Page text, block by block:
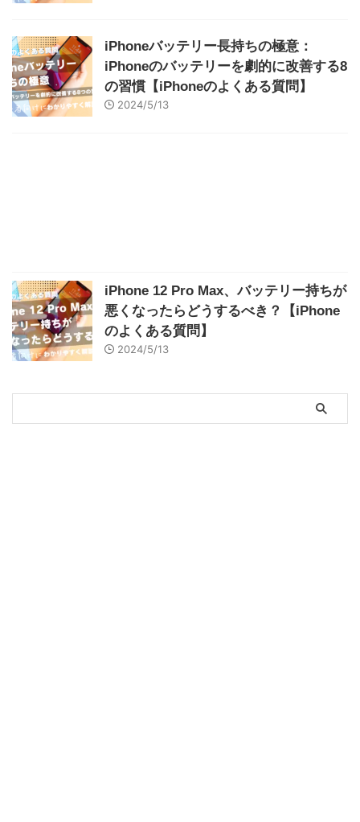
iPhoneバッテリー長持ちの極意：
iPhoneのバッテリーを劇的に改善する8
の習慣【iPhoneのよくある質問】
2024/5/13
iPhone 12 Pro Max、バッテリー持ちが
悪くなったらどうするべき？【iPhone
のよくある質問】
2024/5/13